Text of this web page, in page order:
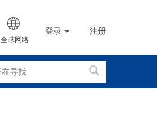
全球网络
登录 注册